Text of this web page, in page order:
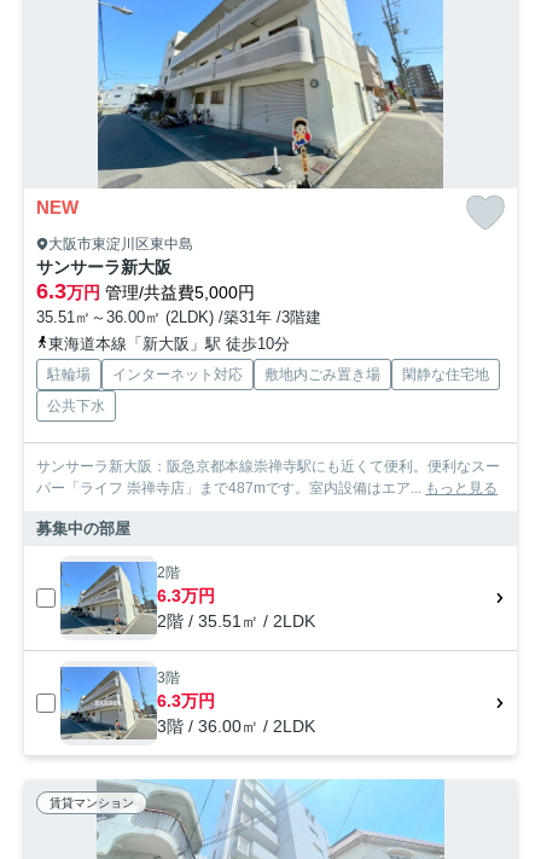
NEW
大阪市東淀川区東中島
サンサーラ新大阪
6.3万円 管理/共益費5,000円
35.51㎡～36.00㎡ (2LDK) /築31年 /3階建
東海道本線「新大阪」駅 徒歩10分
駐輪場 インターネット対応 敷地内ごみ置き場
閑静な住宅地
公共下水
サンサーラ新大阪：阪急京都本線崇禅寺駅にも近くて便利。便利なスー
パー「ライフ 崇禅寺店」まで487mです。室内設備はエア... もっと見る
募集中の部屋
2階
6.3万円
2階 / 35.51㎡ / 2LDK
3階
6.3万円
3階 / 36.00㎡ / 2LDK
賃貸マンション